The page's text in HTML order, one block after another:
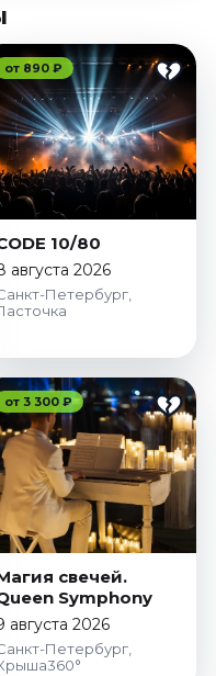
от 890 ₽
10/80
августа 2026
Петербург,
от 3 300 ₽
свечей.
Symphony
августа 2026
Петербург,